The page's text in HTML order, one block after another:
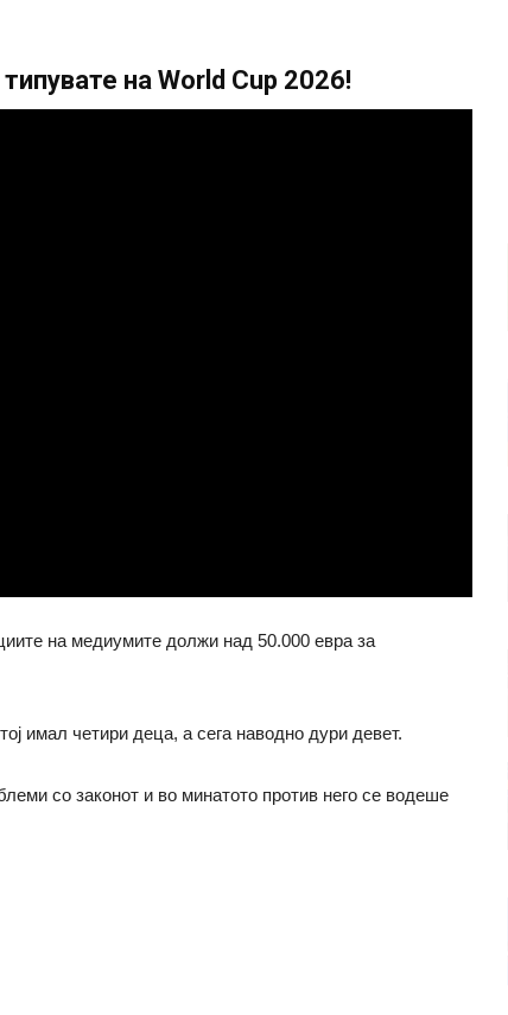
на World Cup 2026!
на медиумите должи над 50.000 евра за
имал четири деца, а сега наводно дури девет.
со законот и во минатото против него се водеше